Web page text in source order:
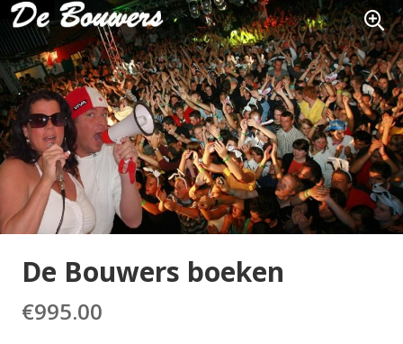
De Bouwers boeken
€995.00